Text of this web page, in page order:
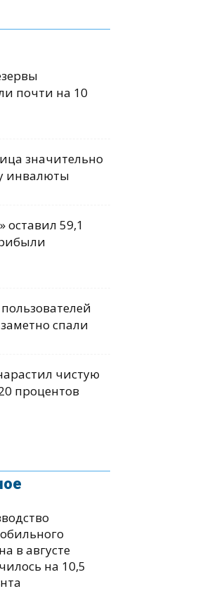
почти на 10
значительно
инвалюты
оставил 59,1
спали
чистую
процентов
в августе
на 10,5